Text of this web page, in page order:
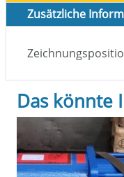
Zusätzliche
Das könnte